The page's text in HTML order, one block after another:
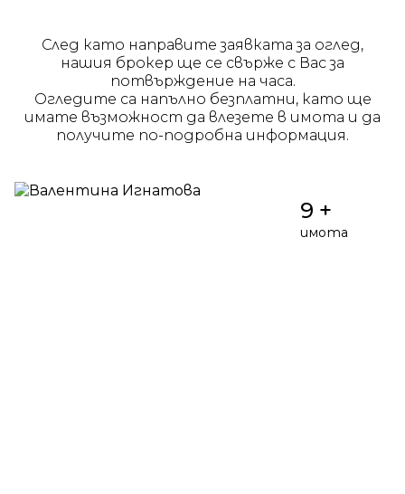
След като направите заявката за оглед,
нашия брокер ще се свърже с Вас за
потвърждение на часа.
Огледите са напълно безплатни, като ще
имате възможност да влезете в имота и да
получите по-подробна информация.
9 +
имота